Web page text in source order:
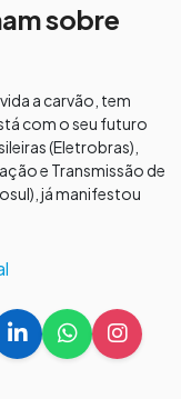
sobre
a carvão, tem
com o seu futuro
(Eletrobras),
e Transmissão de
já manifestou